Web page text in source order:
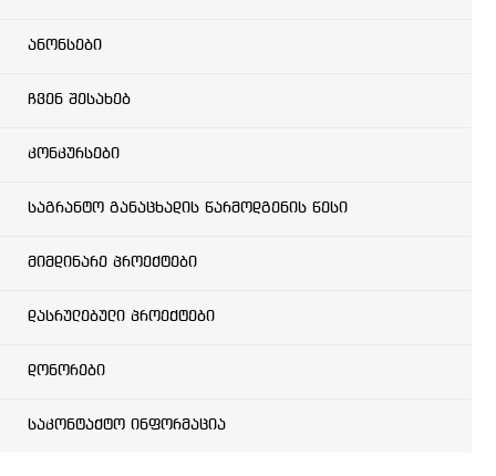
ანონსები
ჩვენ შესახებ
კონკურსები
საგრანტო განაცხადის წარმოდგენის წესი
მიმდინარე პროექტები
დასრულებული პროექტები
დონორები
საკონტაქტო ინფორმაცია